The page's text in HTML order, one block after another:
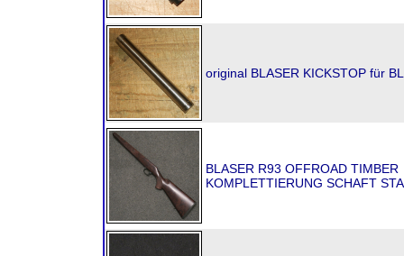
original BLASER KICKSTOP für
BLASER R93 OFFROAD TIMBER
KOMPLETTIERUNG SCHAFT